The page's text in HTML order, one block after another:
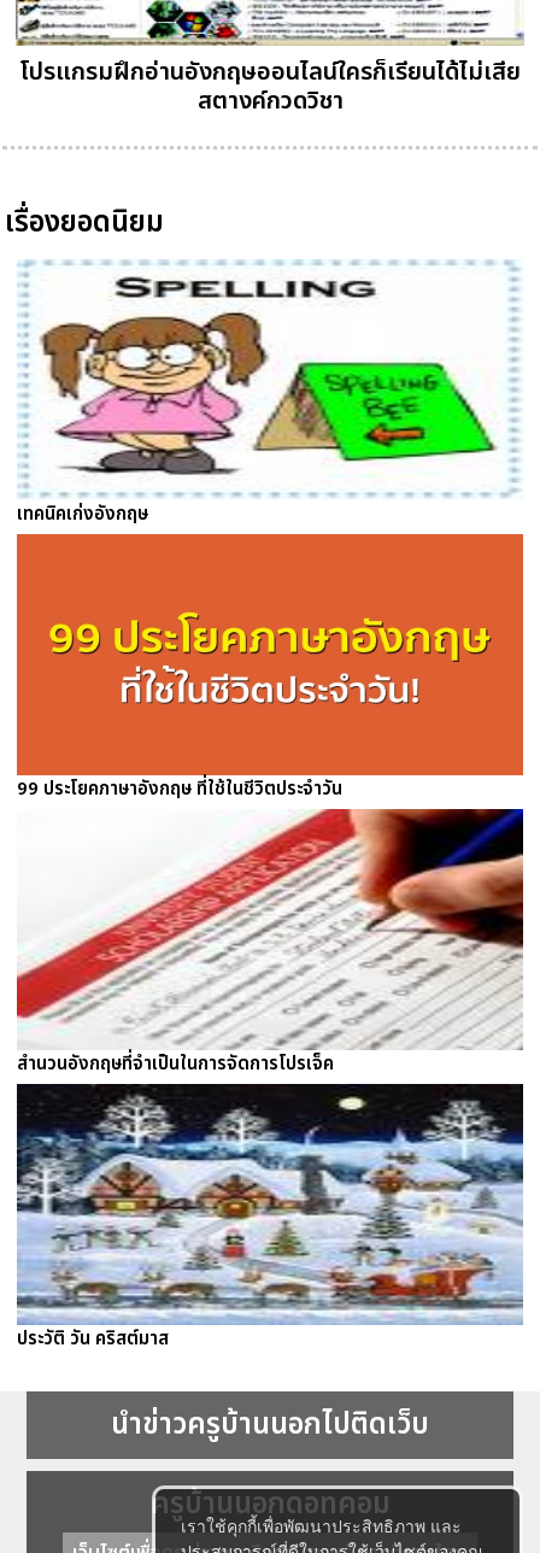
เราใช้คุกกี้เพื่อพัฒนาประสิทธิภาพ และ
โปรแกรมฝึกอ่านอังกฤษออนไลน์ใครก็เรียนได้ไม่เสีย
สตางค์กวดวิชา
เรื่องยอดนิยม
เทคนิคเก่งอังกฤษ
99 ประโยคภาษาอังกฤษ ที่ใช้ในชีวิตประจำวัน
สำนวนอังกฤษที่จำเป็นในการจัดการโปรเจ็ค
ประวัติ วัน คริสต์มาส
นำข่าวครูบ้านนอกไปติดเว็บ
ครูบ้านนอกดอทคอม